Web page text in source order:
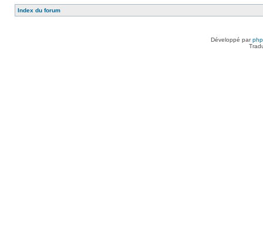
Index du forum
Développé par